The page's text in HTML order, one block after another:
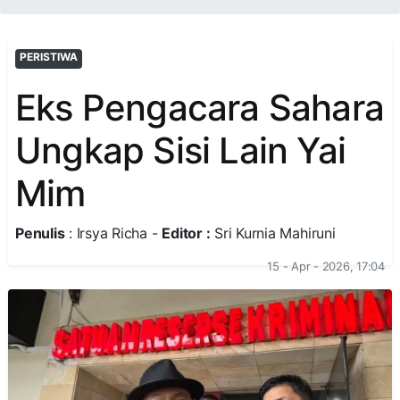
PERISTIWA
Eks Pengacara Sahara
Ungkap Sisi Lain Yai
Mim
Penulis: Irsya Richa - Editor : Sri Kurnia Mahiruni
15 - Apr - 2026, 17:04